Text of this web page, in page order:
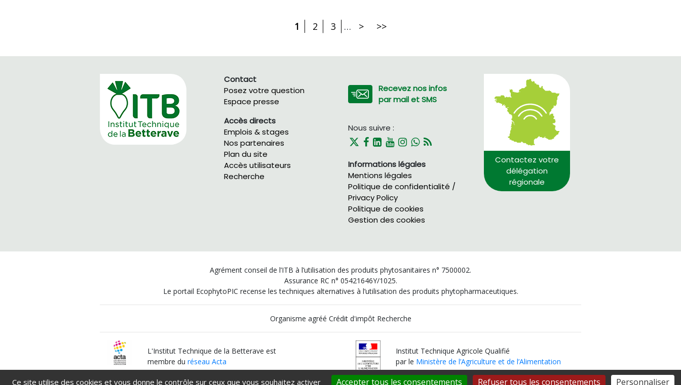
1 2 3 … > >>
Contactez votre
délégation
régionale
Recevez nos infos
par mail et SMS
Nous suivre :
Informations légales
Mentions légales
Politique de confidentialité /
Privacy Policy
Politique de cookies
Gestion des cookies
Contact
Posez votre question
Espace presse
Accès directs
Emplois & stages
Nos partenaires
Plan du site
Accès utilisateurs
Recherche
Agrément conseil de l’ITB à l’utilisation des produits phytosanitaires n° 7500002.
Assurance RC n° 05421646Y/1025.
Le portail EcophytoPIC recense les techniques alternatives à l’utilisation des produits phytopharmaceutiques.
Organisme agréé Crédit d'impôt Recherche
L'Institut Technique de la Betterave est
membre duréseau Acta
Institut Technique Agricole Qualifié
par le Ministère de l’Agriculture et de l’Alimentation
Ce site utilise des cookies et vous donne le contrôle sur ceux que vous souhaitez activer Accepter tous les consentements Refuser tous les consentements Personnaliser